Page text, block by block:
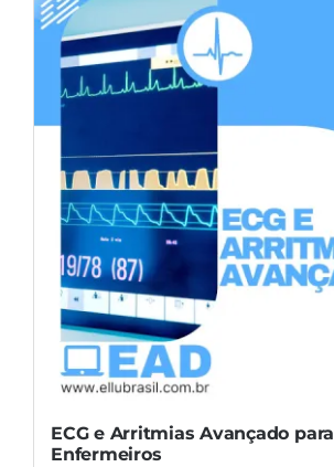
ECG e Arritmias Avançado para
Enfermeiros